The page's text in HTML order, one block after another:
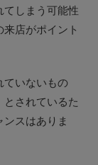
てしまう可能性
店がポイント
ていないもの
されているた
スはありま